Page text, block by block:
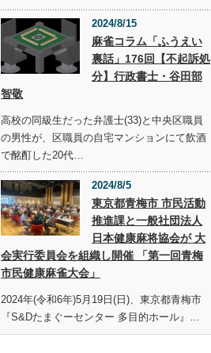
2024/8/15
麻雀コラム「ふうえい
裏話」176回【不起訴処
分】行政書士・谷田部
智敬
高校の同級生だった弁護士(33)と中央区職員
の男性が、区職員の自宅マンションにて飲酒
で酩酊した20代…
2024/8/5
東京都青梅市 市民活動
推進課と一般社団法人
日本健康麻将協会が 大
会実行委員会を組織し開催 「第一回青梅
市民健康麻雀大会」
2024年(令和6年)5月19日(日)、東京都青梅市
『S&Dたまぐーセンター 多目的ホール』…